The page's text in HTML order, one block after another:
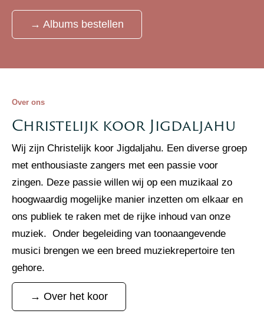
→ Albums bestellen
Over ons
Christelijk koor Jigdaljahu
Wij zijn Christelijk koor Jigdaljahu. Een diverse groep
met enthousiaste zangers met een passie voor
zingen. Deze passie willen wij op een muzikaal zo
hoogwaardig mogelijke manier inzetten om elkaar en
ons publiek te raken met de rijke inhoud van onze
muziek. Onder begeleiding van toonaangevende
musici brengen we een breed muziekrepertoire ten
gehore.
→ Over het koor